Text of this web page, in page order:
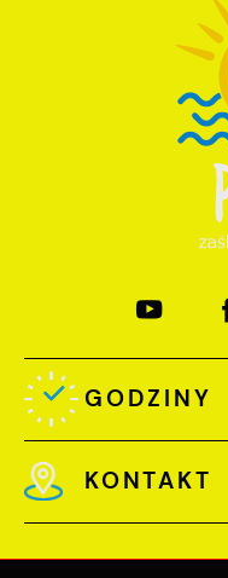
GODZINY
KONTAKT